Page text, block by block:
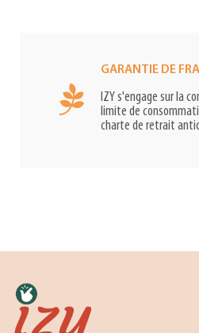
GARANTIE DE
IZY s'engage sur la
limite de
charte de retrait